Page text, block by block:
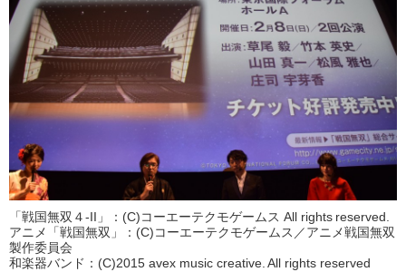
「戦国無双４-II」：(C)コーエーテクモゲームス All rights reserved.
アニメ「戦国無双」：(C)コーエーテクモゲームス／アニメ戦国無双
製作委員会
和楽器バンド：(C)2015 avex music creative. All rights reserved